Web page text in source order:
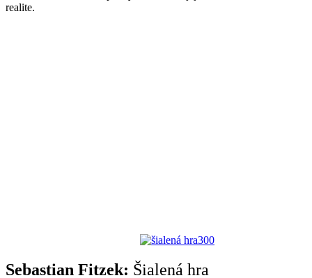
realite.
Sebastian Fitzek: Šialená hra